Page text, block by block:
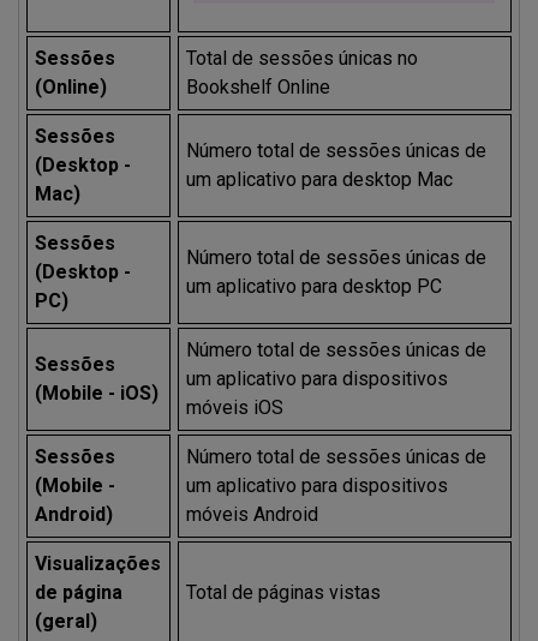
Sessões
(Online)
Total de sessões únicas no
Bookshelf Online
Sessões
(Desktop -
Mac)
Número total de sessões únicas de
um aplicativo para desktop Mac
Sessões
(Desktop -
PC)
Número total de sessões únicas de
um aplicativo para desktop PC
Sessões
(Mobile - iOS)
Número total de sessões únicas de
um aplicativo para dispositivos
móveis iOS
Sessões
(Mobile -
Android)
Número total de sessões únicas de
um aplicativo para dispositivos
móveis Android
Visualizações
de página
(geral)
Total de páginas vistas